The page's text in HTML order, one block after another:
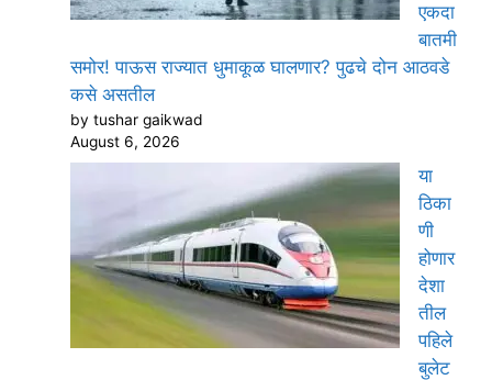
एकदा
बातमी
समोर! पाऊस राज्यात धुमाकूळ घालणार? पुढचे दोन आठवडे
कसे असतील
by tushar gaikwad
August 6, 2026
या
ठिका
णी
होणार
देशा
तील
पहिले
बुलेट